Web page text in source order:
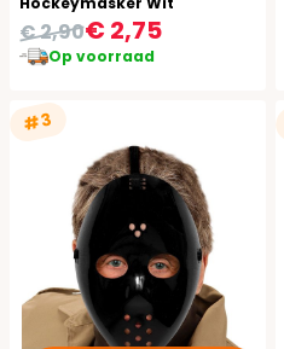
€ 2,75
€ 2,90
Op voorraad
#3